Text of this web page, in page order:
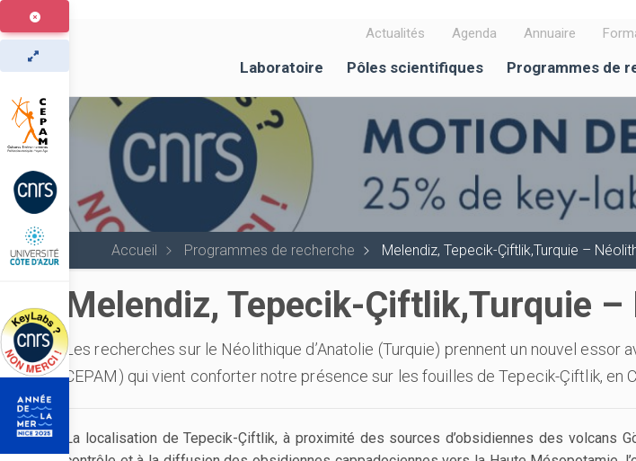
Aller
au
contenu
principal
Actualités Agenda Annuaire
Laboratoire Pôles scientifiques Programmes de
Accueil Programmes de recherche Melendiz, Tepecik-Çiftlik,Turquie –
Melendiz, Tepecik-Çiftlik,Turquie
Les recherches sur le Néolithique d’Anatolie (Turquie) prennent un nouvel
CEPAM) qui vient conforter notre présence sur les fouilles de Tepecik-Çiftlik, en
La localisation de Tepecik-Çiftlik, à proximité des sources d’obsidiennes des